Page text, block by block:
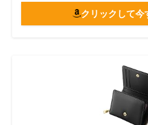
クリックして今